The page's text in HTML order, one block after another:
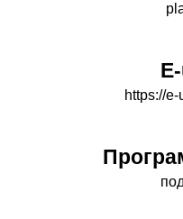
https://